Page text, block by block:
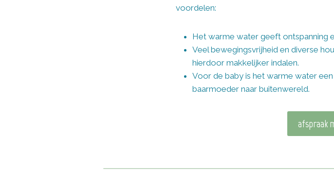
voordelen:
Het warme water geeft ontspanning
Veel bewegingsvrijheid en diverse
hierdoor makkelijker indalen.
Voor de baby is het warme water
baarmoeder naar buitenwereld.
afspraak